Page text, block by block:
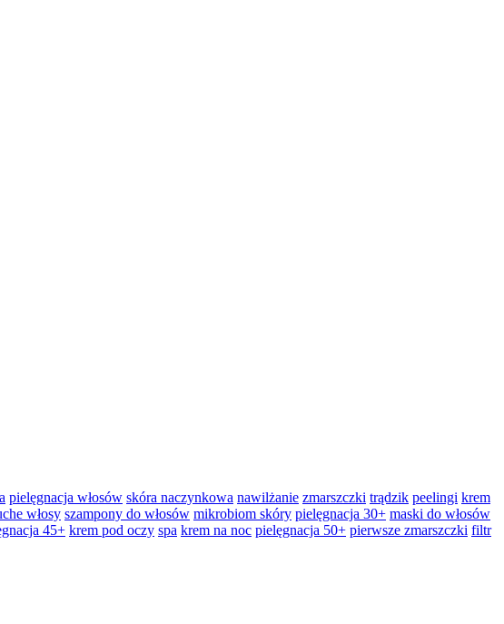
pielęgnacja włosów skóra naczynkowa nawilżanie zmarszczki trądzik peelingi krem
włosy szampony do włosów mikrobiom skóry pielęgnacja 30+ maski do włosów
45+ krem pod oczy spa krem na noc pielęgnacja 50+ pierwsze zmarszczki filtr